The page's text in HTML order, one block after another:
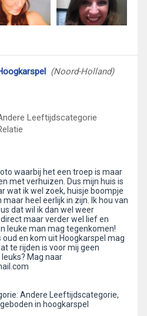
(Noord-Holland)
Leeftijdscategorie
waarbij het een troep is maar
met verhuizen. Dus mijn huis is
wat ik wel zoek, huisje boompje
heel eerlijk in zijn. Ik hou van
dat wil ik dan wel weer
maar verder wel lief en
leuke man mag tegenkomen!
en kom uit Hoogkarspel mag
te rijden is voor mij geen
Mag naar
Andere Leeftijdscategorie,
in hoogkarspel